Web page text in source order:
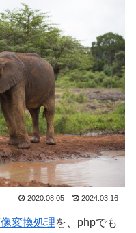
2020.08.05 2024.03.16
変換処理を、phpでも